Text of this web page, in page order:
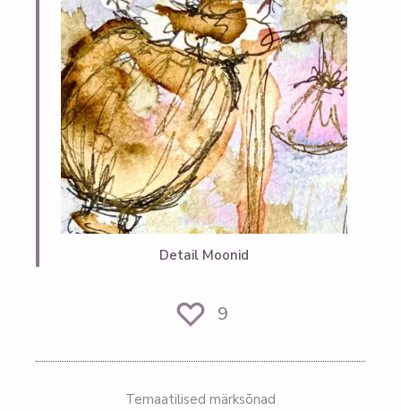
Detail Moonid
9
Temaatilised märksõnad